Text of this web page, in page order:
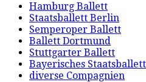
Hamburg Ballett
Staatsballett Berlin
Semperoper Ballett
Ballett Dortmund
Stuttgarter Ballett
Bayerisches Staatsballett
diverse Compagnien